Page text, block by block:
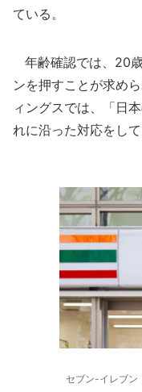
ている。
年齢確認では、20
ンを押すことが求め
ィングスでは、「日
れに沿った対応をし
セブン-イレブン